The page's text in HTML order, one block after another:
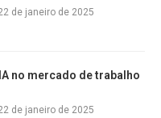
de janeiro de 2025
no mercado de trabalho
de janeiro de 2025